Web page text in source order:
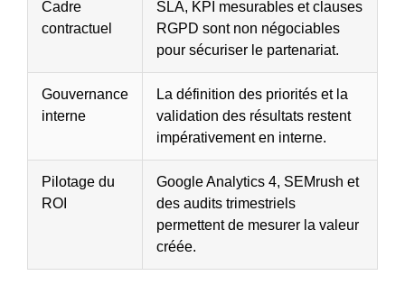
Cadre
contractuel
SLA, KPI mesurables et clauses
RGPD sont non négociables
pour sécuriser le partenariat.
Gouvernance
interne
La définition des priorités et la
validation des résultats restent
impérativement en interne.
Pilotage du
ROI
Google Analytics 4, SEMrush et
des audits trimestriels
permettent de mesurer la valeur
créée.